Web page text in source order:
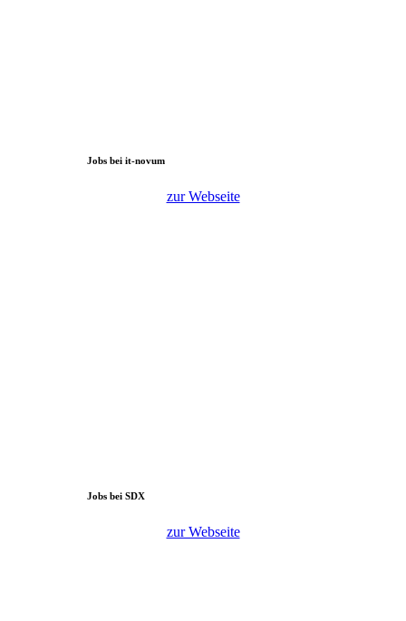
Jobs bei it-novum
zur Webseite
Jobs bei SDX
zur Webseite